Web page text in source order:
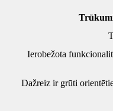
Ierobežota
Dažreiz ir grūti